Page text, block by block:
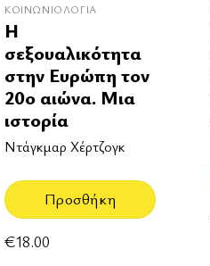
ΚΟΙΝΩΝΙΟΛΟΓΊΑ
Η
σεξουαλικότητα
στην Ευρώπη τον
20ο αιώνα. Μια
ιστορία
Ντάγκμαρ Χέρτζογκ
Προσθήκη
€18.00